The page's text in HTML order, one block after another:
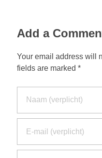
Add a
Your email address will
fields are marked *